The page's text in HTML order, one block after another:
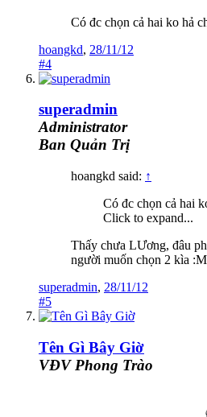
Có đc chọn cả hai ko hả
hoangkd, 28/11/12
#4
superadmin
Administrator
Ban Quản Trị
hoangkd said: ↑
Có đc chọn cả hai
Click to expand...
Thấy chưa LƯơng, đâu
người muốn chọn 2 kìa
superadmin, 28/11/12
#5
Tên Gì Bây Giờ
VĐV Phong Trào